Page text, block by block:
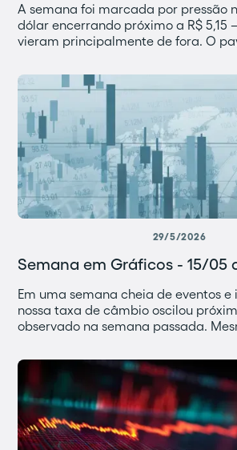
A semana foi marcada por pressão
dólar encerrando próximo a R$ 5,15
vieram principalmente de fora. O
29/5/2026
Semana em Gráficos - 15/05
Em uma semana cheia de eventos e
nossa taxa de câmbio oscilou
observado na semana passada.